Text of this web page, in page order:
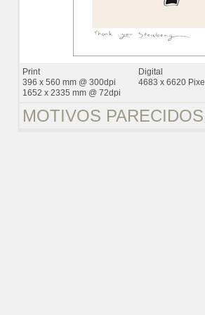
Print
396 x 560 mm @ 300dpi
1652 x 2335 mm @ 72dpi
Digital
4683 x 6620 Pixel
MOTIVOS PARECIDOS